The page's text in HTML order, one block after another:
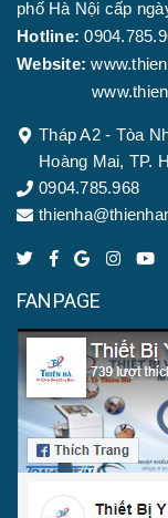
phố Hà Nội cấp
Hotline:
Website:
Tháp A2 - Tòa
Hoàng Mai, TP.
0904.785.968
FANPAGE